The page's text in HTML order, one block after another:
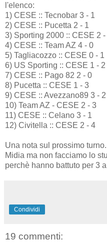
l'elenco:
1) CESE :: Tecnobar 3 - 1
2) CESE :: Pucetta 2 - 1
3) Sporting 2000 :: CESE 2 -
4) CESE :: Team AZ 4 - 0
5) Tagliacozzo :: CESE 0 - 1
6) US Sporting :: CESE 1 - 2
7) CESE :: Pago 82 2 - 0
8) Pucetta :: CESE 1 - 3
9) CESE :: Avezzano89 3 - 2
10) Team AZ - CESE 2 - 3
11) CESE :: Celano 3 - 1
12) Civitella :: CESE 2 - 4
Una nota sul prossimo
Midia ma non facciamo lo
perchè hanno battuto per 3
Condividi
19 commenti: